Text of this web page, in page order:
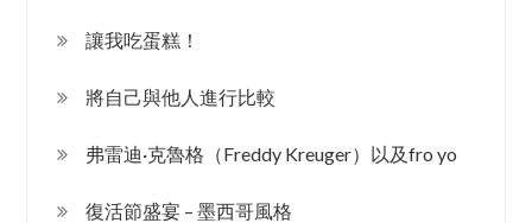
讓我吃蛋糕！
將自己與他人進行比較
弗雷迪·克魯格（Freddy Kreuger）以及fro yo
復活節盛宴 – 墨西哥風格